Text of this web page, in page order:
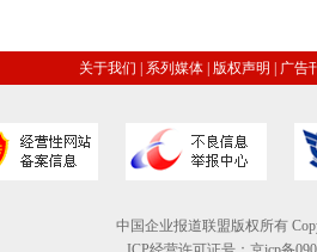
关于我们 系列媒体 |版权声明 广告
中国企业报道联盟版权所有